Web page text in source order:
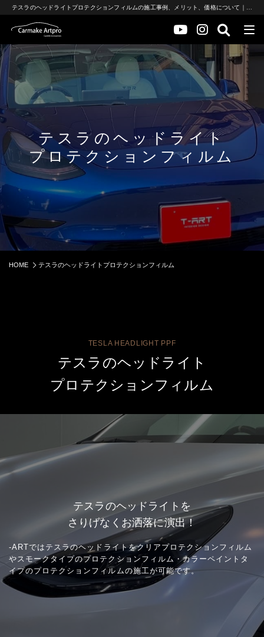
テスラのヘッドライト
プロテクションフィルム
HOME テスラのヘッドライトプロテクションフィルム
TESLA HEADLIGHT PPF
テスラのヘッドライト
プロテクションフィルム
テスラのヘッドライトを
さりげなくお洒落に演出！
-ARTではテスラのヘッドライトをクリアプロテクションフィルム
やスモークタイプのプロテクションフィルム・カラーペイントタ
イプのプロテクションフィルムの施工が可能です。